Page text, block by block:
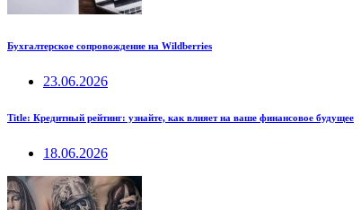
Бухгалтерское сопровождение на Wildberries
23.06.2026
Title: Кредитный рейтинг: узнайте, как влияет на ваше финансовое будущее
18.06.2026